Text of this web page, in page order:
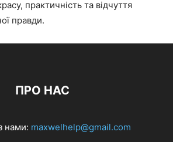
практичність та відчуття
правди.
ПРО НАС
нами: maxwelhelp@gmail.com